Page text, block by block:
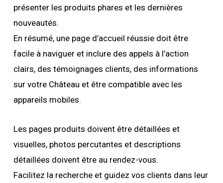
présenter les produits phares et les dernières
nouveautés.
En résumé, une page d’accueil réussie doit être
facile à naviguer et inclure des appels à l’action
clairs, des témoignages clients, des informations
sur votre Château et être compatible avec les
appareils mobiles.
Les pages produits doivent être détaillées et
visuelles, photos percutantes et descriptions
détaillées doivent être au rendez-vous.
Facilitez la recherche et guidez vos clients dans leur